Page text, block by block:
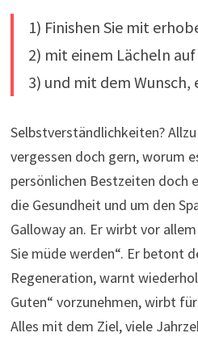
1) Finishen Sie mit
2) mit einem Lächeln
3) und mit dem Wunsch,
Selbstverständlichkeiten?
vergessen doch gern, worum
persönlichen Bestzeiten doch
die Gesundheit und um den
Galloway an. Er wirbt vor
Sie müde werden“. Er betont
Regeneration, warnt
Guten“ vorzunehmen, wirbt
Alles mit dem Ziel, viele